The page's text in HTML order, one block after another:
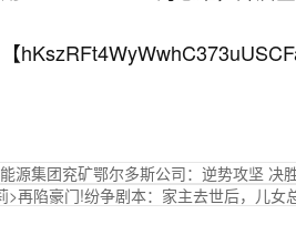
源集团兖矿鄂尔多斯公司：逆势攻坚 决
>再陷豪门!纷争剧本：家主去世后，儿女